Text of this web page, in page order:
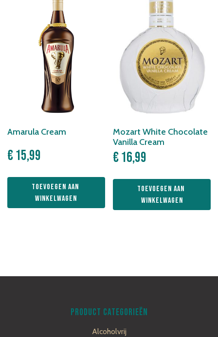
Amarula Cream
€15,99
Toevoegen aan
winkelwagen
Mozart White Chocolate
Vanilla Cream
€16,99
Toevoegen aan
winkelwagen
PRODUCT CATEGORIEËN
Alcoholvrij